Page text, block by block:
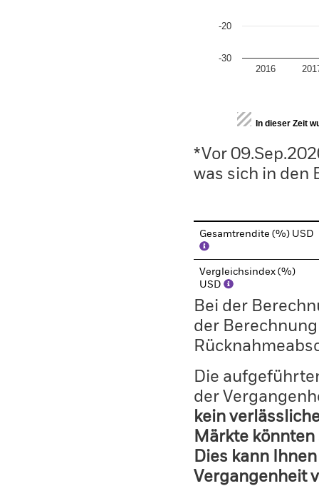
2016
-30
-20
End of interactive chart.
In dieser Zeit
*Vor
was sich in den
Gesamtrendite (%) USD
Vergleichsindex (%)
USD
Bei der
der
Die
der
kein
Märkte
Dies kann
Vergangenheit